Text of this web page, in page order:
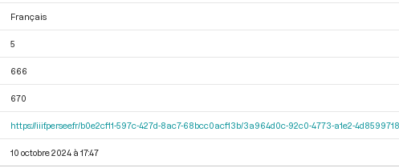
Français
5
666
670
https://iiif.persee.fr/b0e2cf11-597c-427d-8ac7-68bcc0acf13b/3a964d0c-92c0-4773-a1e2-
10 octobre 2024 à 17:47